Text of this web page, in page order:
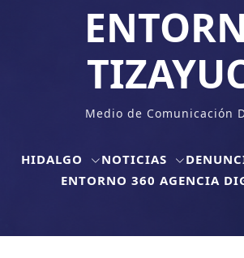
Medio de Comunicación
HIDALGO NOTICIAS
ENTORNO 360 AGENCIA